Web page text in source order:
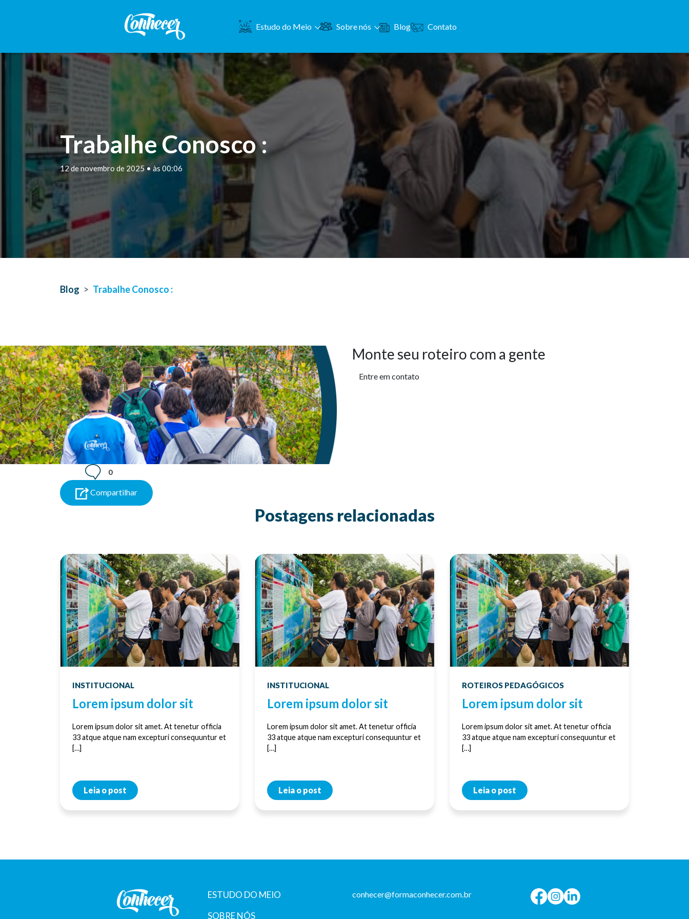
Estudo do Meio Sobre nós Blog Contato
Trabalhe Conosco :
12 de novembro de 2025 • às 00:06
Blog Trabalhe Conosco :
Monte seu roteiro com a gente
Entre em contato
0
Compartilhar
Postagens relacionadas
INSTITUCIONAL
Lorem ipsum dolor sit
Lorem ipsum dolor sit amet. At tenetur officia
33 atque atque nam excepturi consequuntur et
[…]
Leia o post
INSTITUCIONAL
Lorem ipsum dolor sit
Lorem ipsum dolor sit amet. At tenetur officia
33 atque atque nam excepturi consequuntur et
[…]
Leia o post
ROTEIROS PEDAGÓGICOS
Lorem ipsum dolor sit
Lorem ipsum dolor sit amet. At tenetur officia
33 atque atque nam excepturi consequuntur et
[…]
Leia o post
ESTUDO DO MEIO
SOBRE NÓS
conhecer@formaconhecer.com.br